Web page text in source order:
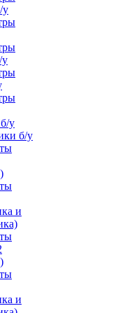
у
у
у
б/у
и
и